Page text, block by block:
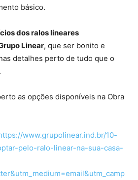
básico.
dos ralos lineares
Linear, que ser bonito e
detalhes perto de tudo que o
as opções disponíveis na Obra
www.grupolinear.ind.br/10-
pelo-ralo-linear-na-sua-casa-